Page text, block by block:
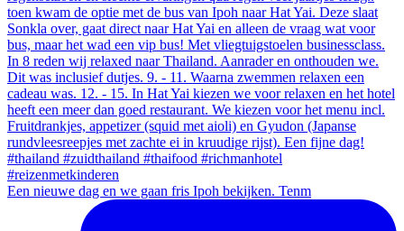
Een nieuwe dag en we gaan fris Ipoh bekijken. Tenm